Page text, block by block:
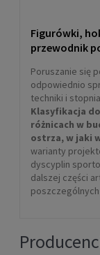
Figurówki,
przewodnik
Poruszanie się
odpowiednio
techniki i
Klasyfikacja
różnicach w
ostrza, w jaki
warianty
dyscyplin
dalszej części